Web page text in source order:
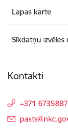
Lapas karte
Sīkdatņu izvēles
Kontakti
+371
E-pasts: